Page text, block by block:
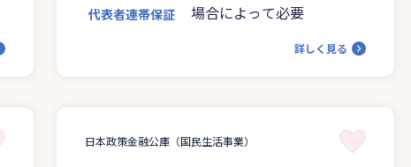
代表者連帯保証 場合によって必要
詳しく見る
日本政策金融公庫（国民生活事業）